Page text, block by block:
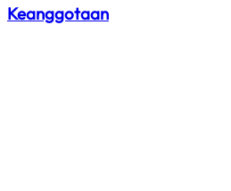
Keanggotaan